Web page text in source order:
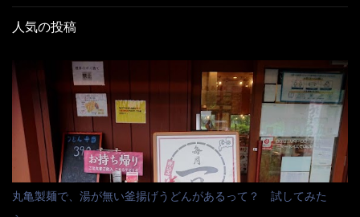
人気の投稿
丸亀製麺で、湯が無い釜揚げうどんがあるって？ 試してみた